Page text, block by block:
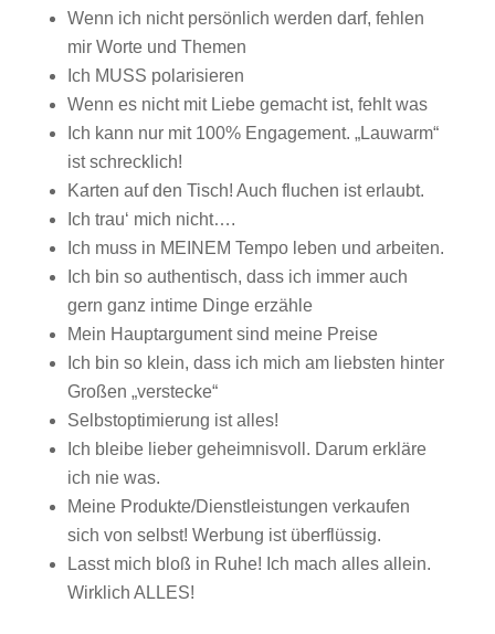
Wenn ich nicht persönlich werden darf, fehlen
mir Worte und Themen
Ich MUSS polarisieren
Wenn es nicht mit Liebe gemacht ist, fehlt was
Ich kann nur mit 100% Engagement. „Lauwarm“
ist schrecklich!
Karten auf den Tisch! Auch fluchen ist erlaubt.
Ich trau‘ mich nicht….
Ich muss in MEINEM Tempo leben und arbeiten.
Ich bin so authentisch, dass ich immer auch
gern ganz intime Dinge erzähle
Mein Hauptargument sind meine Preise
Ich bin so klein, dass ich mich am liebsten hinter
Großen „verstecke“
Selbstoptimierung ist alles!
Ich bleibe lieber geheimnisvoll. Darum erkläre
ich nie was.
Meine Produkte/Dienstleistungen verkaufen
sich von selbst! Werbung ist überflüssig.
Lasst mich bloß in Ruhe! Ich mach alles allein.
Wirklich ALLES!